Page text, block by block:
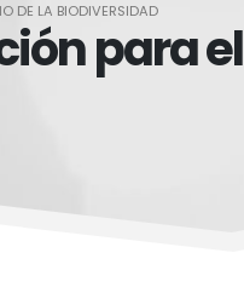
DE LA BIODIVERSIDAD
para el